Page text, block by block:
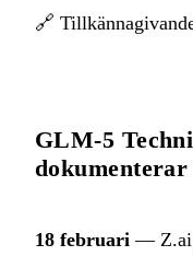
🔗
GLM-5
18 februari — Z.ai